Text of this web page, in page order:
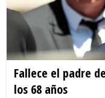
Fallece el padre
los 68 años